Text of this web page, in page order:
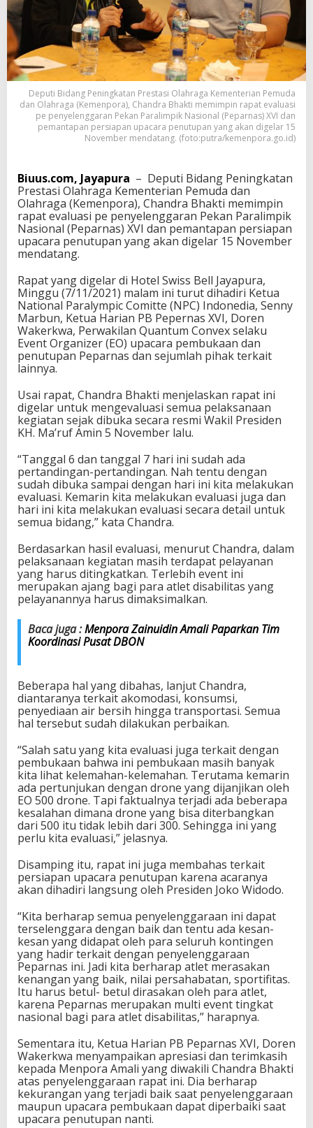
v
a
l
u
a
s
i
P
e
n
y
e
n
g
g
a
r
n
P
e
p
a
r
n
X
V
I
Deputi Bidang Peningkatan Prestasi Olahraga Kementerian Pemuda
dan Olahraga (Kemenpora), Chandra Bhakti memimpin rapat evaluasi
pe penyelenggaran Pekan Paralimpik Nasional (Peparnas) XVI dan
pemantapan persiapan upacara penutupan yang akan digelar 15
November mendatang. (foto:putra/kemenpora.go.id)
Biuus.com, Jayapura – Deputi Bidang Peningkatan
Prestasi Olahraga Kementerian Pemuda dan
Olahraga (Kemenpora), Chandra Bhakti memimpin
rapat evaluasi pe penyelenggaran Pekan Paralimpik
Nasional (Peparnas) XVI dan pemantapan persiapan
upacara penutupan yang akan digelar 15 November
mendatang.
Rapat yang digelar di Hotel Swiss Bell Jayapura,
Minggu (7/11/2021) malam ini turut dihadiri Ketua
National Paralympic Comitte (NPC) Indonedia, Senny
Marbun, Ketua Harian PB Pepernas XVI, Doren
Wakerkwa, Perwakilan Quantum Convex selaku
Event Organizer (EO) upacara pembukaan dan
penutupan Peparnas dan sejumlah pihak terkait
lainnya.
Usai rapat, Chandra Bhakti menjelaskan rapat ini
digelar untuk mengevaluasi semua pelaksanaan
kegiatan sejak dibuka secara resmi Wakil Presiden
KH. Ma’ruf Amin 5 November lalu.
“Tanggal 6 dan tanggal 7 hari ini sudah ada
pertandingan-pertandingan. Nah tentu dengan
sudah dibuka sampai dengan hari ini kita melakukan
evaluasi. Kemarin kita melakukan evaluasi juga dan
hari ini kita melakukan evaluasi secara detail untuk
semua bidang,” kata Chandra.
Berdasarkan hasil evaluasi, menurut Chandra, dalam
pelaksanaan kegiatan masih terdapat pelayanan
yang harus ditingkatkan. Terlebih event ini
merupakan ajang bagi para atlet disabilitas yang
pelayanannya harus dimaksimalkan.
Baca juga :Menpora Zainuidin Amali Paparkan Tim
Koordinasi Pusat DBON
Beberapa hal yang dibahas, lanjut Chandra,
diantaranya terkait akomodasi, konsumsi,
penyediaan air bersih hingga transportasi. Semua
hal tersebut sudah dilakukan perbaikan.
“Salah satu yang kita evaluasi juga terkait dengan
pembukaan bahwa ini pembukaan masih banyak
kita lihat kelemahan-kelemahan. Terutama kemarin
ada pertunjukan dengan drone yang dijanjikan oleh
EO 500 drone. Tapi faktualnya terjadi ada beberapa
kesalahan dimana drone yang bisa diterbangkan
dari 500 itu tidak lebih dari 300. Sehingga ini yang
perlu kita evaluasi,” jelasnya.
Disamping itu, rapat ini juga membahas terkait
persiapan upacara penutupan karena acaranya
akan dihadiri langsung oleh Presiden Joko Widodo.
“Kita berharap semua penyelenggaraan ini dapat
terselenggara dengan baik dan tentu ada kesan-
kesan yang didapat oleh para seluruh kontingen
yang hadir terkait dengan penyelenggaraan
Peparnas ini. Jadi kita berharap atlet merasakan
kenangan yang baik, nilai persahabatan, sportifitas.
Itu harus betul- betul dirasakan oleh para atlet,
karena Peparnas merupakan multi event tingkat
nasional bagi para atlet disabilitas,” harapnya.
Sementara itu, Ketua Harian PB Peparnas XVI, Doren
Wakerkwa menyampaikan apresiasi dan terimkasih
kepada Menpora Amali yang diwakili Chandra Bhakti
atas penyelenggaraan rapat ini. Dia berharap
kekurangan yang terjadi baik saat penyelenggaraan
maupun upacara pembukaan dapat diperbaiki saat
upacara penutupan nanti.